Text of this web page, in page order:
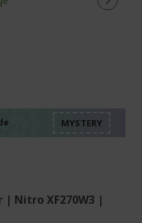
| Nitro XF270W3 |